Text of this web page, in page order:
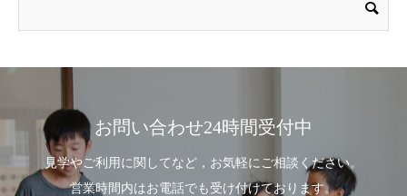
お問い合わせ24時間受付中
見学やご利用に関してなど，お気軽にご相談ください。
営業時間内はお電話でも受け付けております。